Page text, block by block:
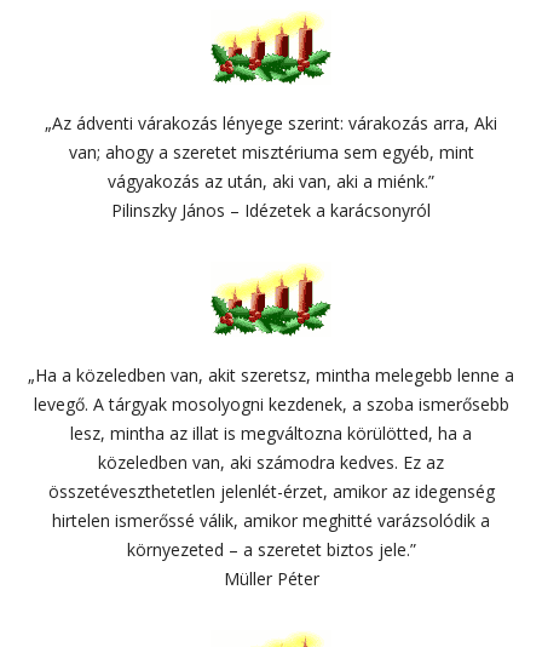
„Az ádventi várakozás lényege szerint: várakozás arra, Aki
van; ahogy a szeretet misztériuma sem egyéb, mint
vágyakozás az után, aki van, aki a miénk.”
Pilinszky János – Idézetek a karácsonyról
„Ha a közeledben van, akit szeretsz, mintha melegebb lenne a
levegő. A tárgyak mosolyogni kezdenek, a szoba ismerősebb
lesz, mintha az illat is megváltozna körülötted, ha a
közeledben van, aki számodra kedves. Ez az
összetéveszthetetlen jelenlét-érzet, amikor az idegenség
hirtelen ismerőssé válik, amikor meghitté varázsolódik a
környezeted – a szeretet biztos jele.”
Müller Péter